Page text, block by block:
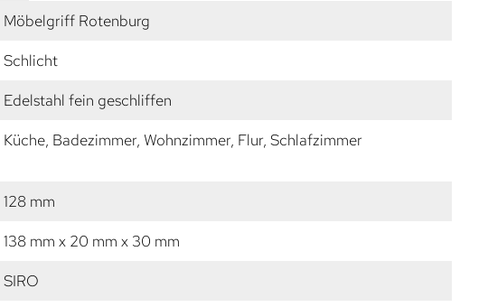
Möbelgriff Rotenburg
Schlicht
Edelstahl fein geschliffen
Küche, Badezimmer, Wohnzimmer, Flur, Schlafzimmer
128 mm
138 mm x 20 mm x 30 mm
SIRO